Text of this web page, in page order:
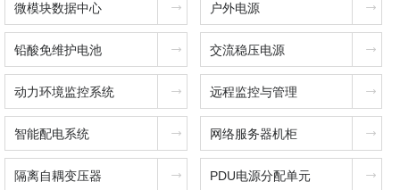
微模块数据中心 户外电源
铅酸免维护电池 交流稳压电源
动力环境监控系统 远程监控与管理
智能配电系统 网络服务器机柜
隔离自耦变压器 PDU电源分配单元